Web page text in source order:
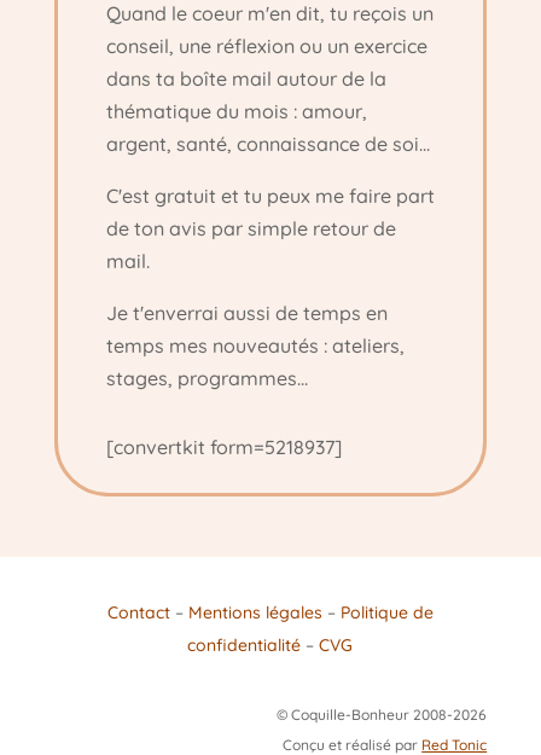
Quand le coeur m'en dit, tu reçois un
conseil, une réflexion ou un exercice
dans ta boîte mail autour de la
thématique du mois : amour,
argent, santé, connaissance de soi...
C'est gratuit et tu peux me faire part
de ton avis par simple retour de
mail.
Je t'enverrai aussi de temps en
temps mes nouveautés : ateliers,
stages, programmes...
[convertkit form=5218937]
Contact– Mentions légales – Politique de
confidentialité –CVG
© Coquille-Bonheur 2008-2026
Conçu et réalisé par Red Tonic